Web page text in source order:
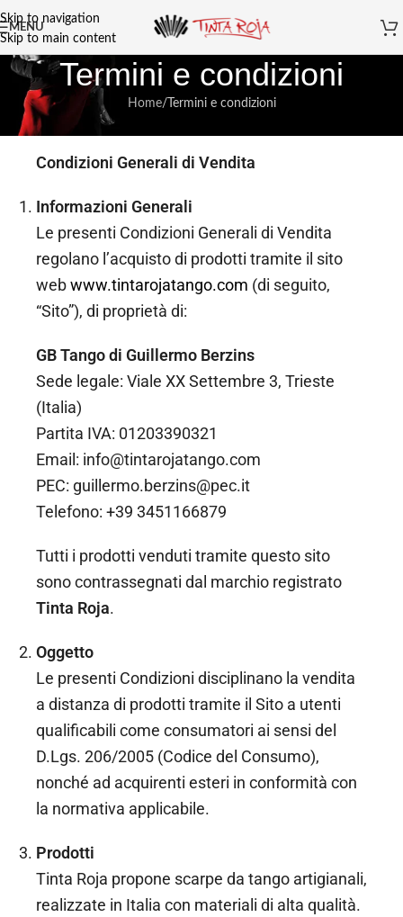
Skip to navigation
Skip to main content
MENU
Termini e condizioni
Home Termini e condizioni
Condizioni Generali di Vendita
Informazioni Generali
Le presenti Condizioni Generali di Vendita
regolano l’acquisto di prodotti tramite il sito
webwww.tintarojatango.com (di seguito,
“Sito”), di proprietà di:
GB Tango di Guillermo Berzins
Sede legale: Viale XX Settembre 3, Trieste
(Italia)
Partita IVA: 01203390321
Email: info@tintarojatango.com
PEC: guillermo.berzins@pec.it
Telefono: +39 3451166879
Tutti i prodotti venduti tramite questo sito
sono contrassegnati dal marchio registrato
Tinta Roja.
Oggetto
Le presenti Condizioni disciplinano la vendita
a distanza di prodotti tramite il Sito a utenti
qualificabili come consumatori ai sensi del
D.Lgs. 206/2005 (Codice del Consumo),
nonché ad acquirenti esteri in conformità con
la normativa applicabile.
Prodotti
Tinta Roja propone scarpe da tango artigianali,
realizzate in Italia con materiali di alta qualità.